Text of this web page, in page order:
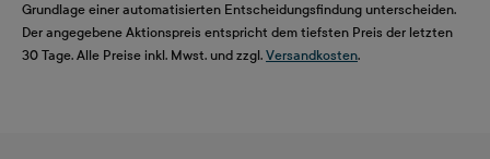
Grundlage einer automatisierten Entscheidungsfindung unterscheiden.
Der angegebene Aktionspreis entspricht dem tiefsten Preis der letzten
30 Tage. Alle Preise inkl. Mwst. und zzgl. Versandkosten.